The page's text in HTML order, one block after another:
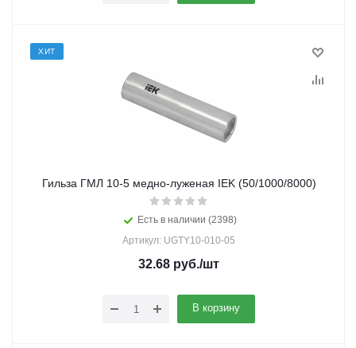
ХИТ
Гильза ГМЛ 10-5 медно-луженая IEK (50/1000/8000)
Есть в наличии (2398)
Артикул: UGTY10-010-05
32.68 руб./шт
В корзину